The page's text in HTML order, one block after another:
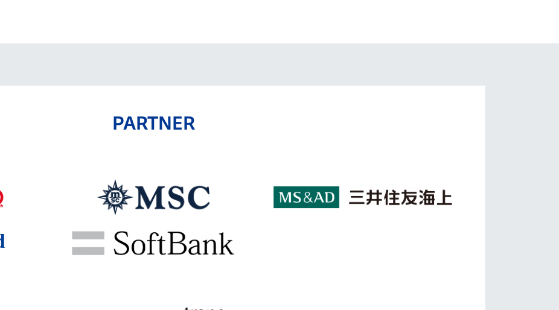
PARTNER